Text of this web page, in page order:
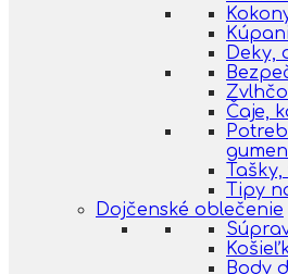
Deky,
Čaje,
Tipy
Dojčenské oblečenie
Body